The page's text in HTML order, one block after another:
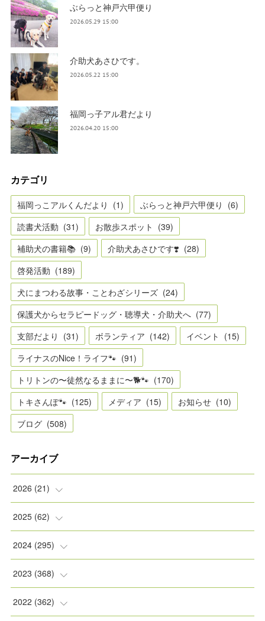
ぶらっと神戸六甲便り
2026.05.29 15:00
介助犬あさひです。
2026.05.22 15:00
福岡っ子アル君だより
2026.04.20 15:00
カテゴリ
福岡っこアルくんだより (1) ぶらっと神戸六甲便り (6)
読書犬活動 (31) お散歩スポット (39)
補助犬の書籍📚 (9) 介助犬あさひです❣️ (28)
啓発活動 (189)
犬にまつわる故事・ことわざシリーズ (24)
保護犬からセラピードッグ・聴導犬・介助犬へ (77)
支部だより (31) ボランティア (142) イベント (15)
ライナスのNice！ライフ🐾 (91)
トリトンの〜徒然なるままに〜🐕🐾 (170)
トキさんぽ🐾 (125) メディア (15) お知らせ (10)
ブログ (508)
アーカイブ
2026 (21)
(2)
(2)
(2)
(5)
2025 (62)
(8)
(5)
(9)
2024 (295)
(8)
(11)
2023 (368)
(31)
2022 (362)